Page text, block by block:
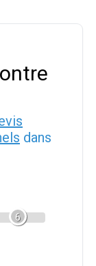
dans
6